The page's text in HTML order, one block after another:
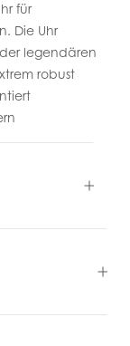
für
Die Uhr
legendären
robust